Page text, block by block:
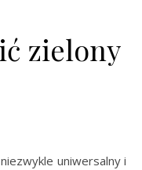
zielony
uniwersalny i